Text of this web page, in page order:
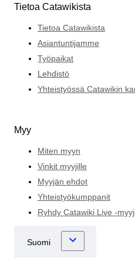
Tietoa Catawikista
Tietoa Catawikista
Asiantuntijamme
Työpaikat
Lehdistö
Yhteistyössä Catawikin
Myy
Miten myyn
Vinkit myyjille
Myyjän ehdot
Yhteistyökumppanit
Ryhdy Catawiki Live -